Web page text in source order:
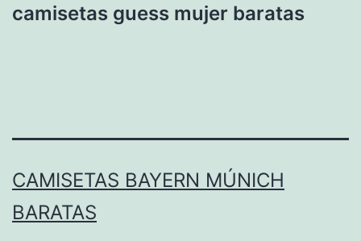
camisetas guess mujer baratas
CAMISETAS BAYERN MÚNICH
BARATAS